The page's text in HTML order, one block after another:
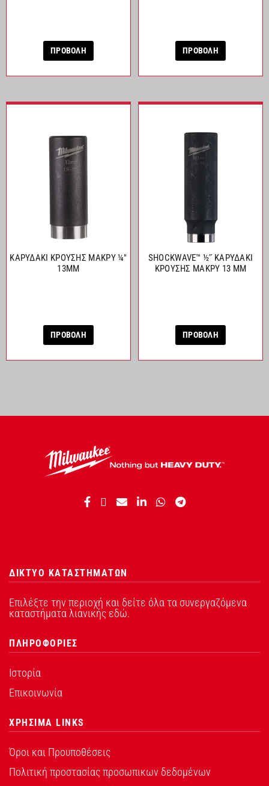
ΠΡΟΒΟΛΗ ΠΡΟΒΟΛΗ
ΚΑΡΥΔΑΚΙ ΚΡΟΥΣΗΣ ΜΑΚΡΥ ¼″
13MM
ΠΡΟΒΟΛΗ
SHOCKWAVE™ ½˝ ΚΑΡΥΔΑΚΙ
ΚΡΟΥΣΗΣ ΜΑΚΡΥ 13 ΜΜ
ΠΡΟΒΟΛΗ
ΔΙΚΤΥΟ ΚΑΤΑΣΤΗΜΑΤΩΝ
Επιλέξτε την περιοχή και δείτε όλα τα συνεργαζόμενα
καταστήματα λιανικής εδώ.
ΠΛΗΡΟΦΟΡΙΕΣ
Ιστορία
Επικοινωνία
ΧΡΗΣΙΜΑ LINKS
Όροι και Προυποθέσεις
Πολιτική προστασίας προσωπικων δεδομένων